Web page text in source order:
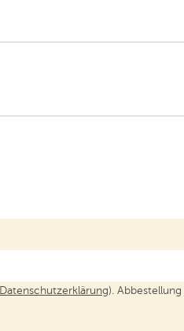
Datenschutzerklärung).